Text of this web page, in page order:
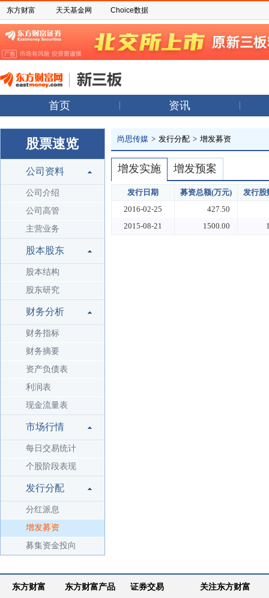
东方财富 天天基金网 Choice数据
首页 资讯
股票速览
公司资料
公司介绍
公司高管
主营业务
股本股东
股本结构
股东研究
财务分析
财务指标
财务摘要
资产负债表
利润表
现金流量表
市场行情
每日交易统计
个股阶段表现
发行分配
分红派息
增发募资
募集资金投向
尚思传媒 > 发行分配 > 增发募资
增发实施 增发预案
发行日期 募资总额(万元)
发行股
2016-02-25
427.50
2015-08-21
1500.00
东方财富 东方财富产品 证券交易 关注东方财富